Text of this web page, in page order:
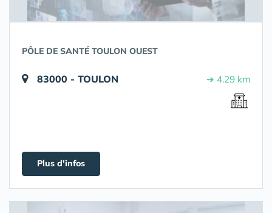
PÔLE DE SANTÉ TOULON OUEST
83000 - TOULON ➔ 4.29 km
Plus d'infos